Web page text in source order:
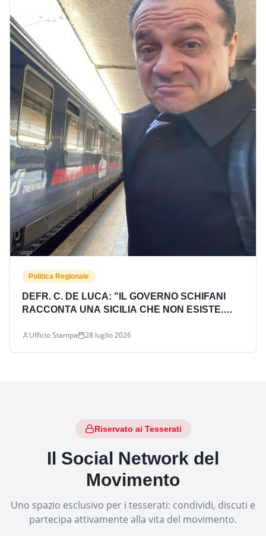
Politica Regionale
DEFR. C. DE LUCA: "IL GOVERNO SCHIFANI
RACCONTA UNA SICILIA CHE NON ESISTE.
NESSUNA RISPOSTA"
Ufficio Stampa 28 luglio 2026
Riservato ai Tesserati
Il Social Network del
Movimento
Uno spazio esclusivo per i tesserati: condividi, discuti e
partecipa attivamente alla vita del movimento.